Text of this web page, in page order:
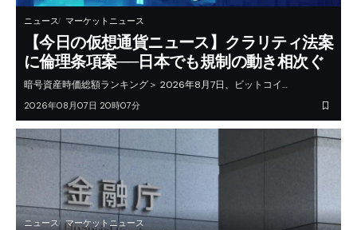
ニュース マーケットニュース
【今日の仮想通貨ニュース】クラリティ法案
に倫理条項案──日本でも規制の動き相次ぐ
暗号資産時価総額ランキング＞ 2026年8月7日、ビットコイ…
2026年08月07日 20時07分
ニュース マーケットニュース